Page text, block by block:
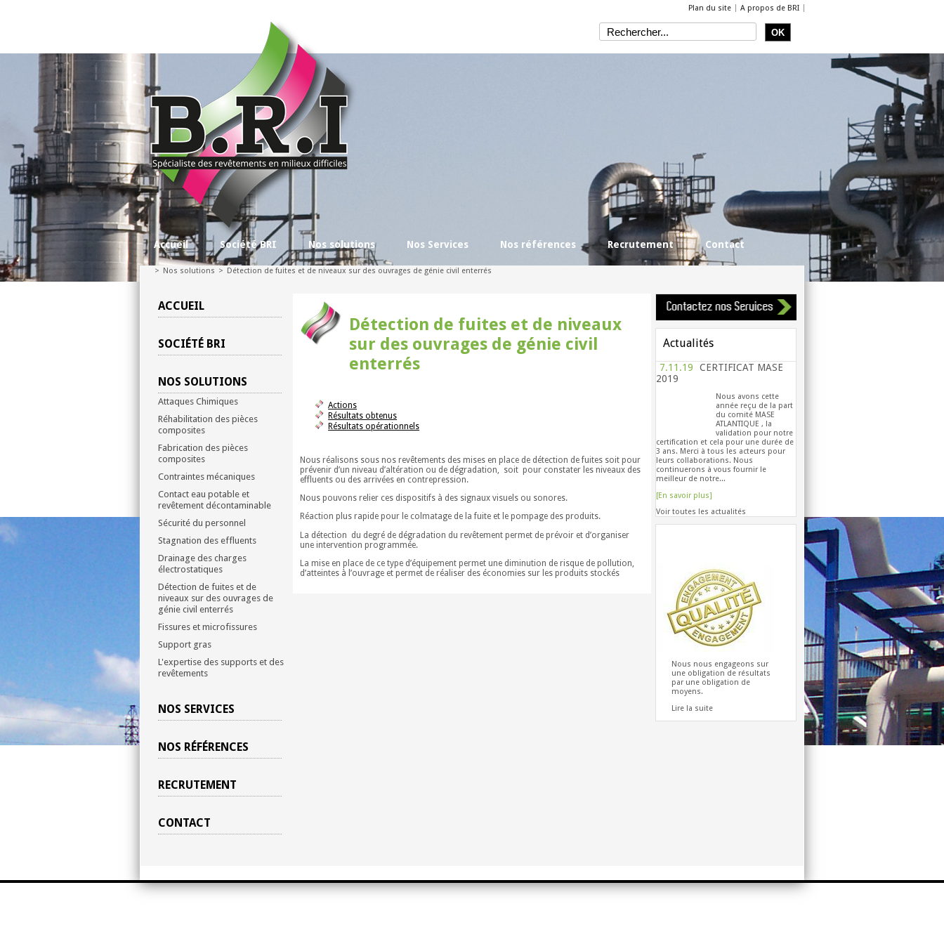
A propos de BRI
Plan du site
Accueil Société BRI Nos solutions Nos Services Nos références Recrutement Contact
> Nos solutions > Détection de fuites et de niveaux sur des ouvrages de génie civil enterrés
ACCUEIL
SOCIÉTÉ BRI
NOS SOLUTIONS
Attaques Chimiques
Réhabilitation des pièces
composites
Fabrication des pièces
composites
Contraintes mécaniques
Contact eau potable et
revêtement décontaminable
Sécurité du personnel
Stagnation des effluents
Drainage des charges
électrostatiques
Détection de fuites et de
niveaux sur des ouvrages de
génie civil enterrés
Fissures et microfissures
Support gras
L'expertise des supports et des
revêtements
NOS SERVICES
NOS RÉFÉRENCES
RECRUTEMENT
CONTACT
Détection de fuites et de niveaux
sur des ouvrages de génie civil
enterrés
Actions
Résultats obtenus
Résultats opérationnels
Nous réalisons sous nos revêtements des mises en place de détection de fuites soit pour
prévenir d’un niveau d’altération ou de dégradation, soit pour constater les niveaux des
effluents ou des arrivées en contrepression.
Nous pouvons relier ces dispositifs à des signaux visuels ou sonores.
Réaction plus rapide pour le colmatage de la fuite et le pompage des produits.
La détection du degré de dégradation du revêtement permet de prévoir et d’organiser
une intervention programmée.
La mise en place de ce type d’équipement permet une diminution de risque de pollution,
d’atteintes à l’ouvrage et permet de réaliser des économies sur les produits stockés
Actualités
7.11.19
CERTIFICAT MASE
2019
Nous avons cette
année reçu de la part
du comité MASE
ATLANTIQUE , la
validation pour notre
certification et cela pour une durée de
3 ans. Merci à tous les acteurs pour
leurs collaborations. Nous
continuerons à vous fournir le
meilleur de notre...
[En savoir plus]
Voir toutes les actualités
Nous nous engageons sur
une obligation de résultats
par une obligation de
moyens.
Lire la suite